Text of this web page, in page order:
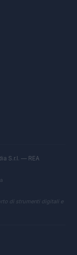
S.r.l. — REA
di strumenti digitali e